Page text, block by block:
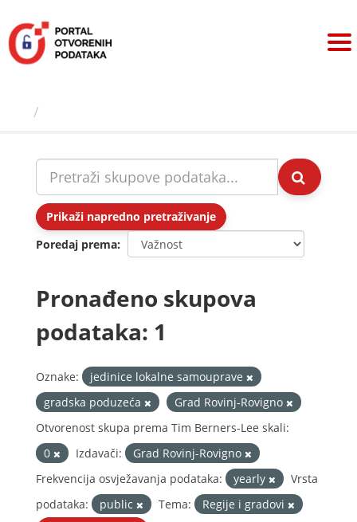
sadržaj
Prikaži napredno pretraživanje
Poredaj prema
Pronađeno skupova
podataka: 1
Oznake:
jedinice lokalne samouprave
gradska poduzeća
Grad Rovinj-Rovigno
Otvorenost skupa prema Tim Berners-Lee skali:
0
Izdavači:
Grad Rovinj-Rovigno
Frekvencija osvježavanja podataka:
yearly
Vrsta
podataka:
public Tema:
Regije i gradovi